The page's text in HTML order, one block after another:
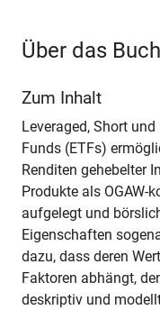
Über das Buch
Zum Inhalt
Leveraged, Short
Funds (ETFs)
Renditen gehebelter
Produkte als OGAW-
aufgelegt und
Eigenschaften
dazu, dass deren
Faktoren abhängt,
deskriptiv und